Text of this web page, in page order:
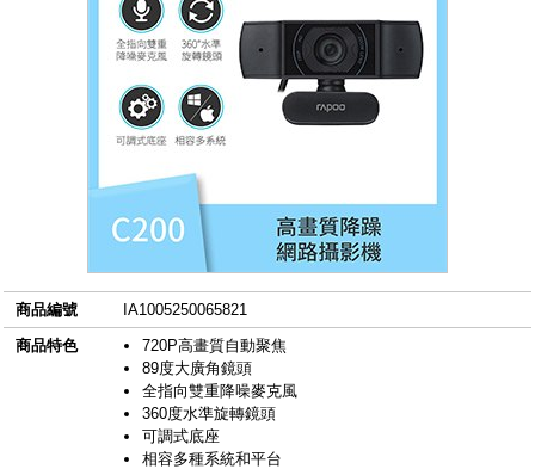
商品編號
IA1005250065821
商品特色
720P高畫質自動聚焦
89度大廣角鏡頭
全指向雙重降噪麥克風
360度水準旋轉鏡頭
可調式底座
相容多種系統和平台